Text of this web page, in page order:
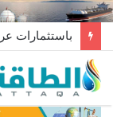
باستثمارات